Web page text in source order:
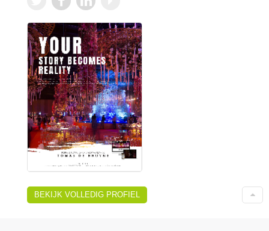
BEKIJK VOLLEDIG PROFIEL